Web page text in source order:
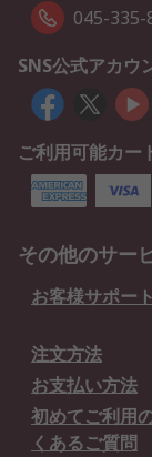
045-335-
SNS公式アカウ
ご利用可能カー
その他のサー
お客様サポート
注文方法
お支払い方法
初めてご利用
くあるご質問